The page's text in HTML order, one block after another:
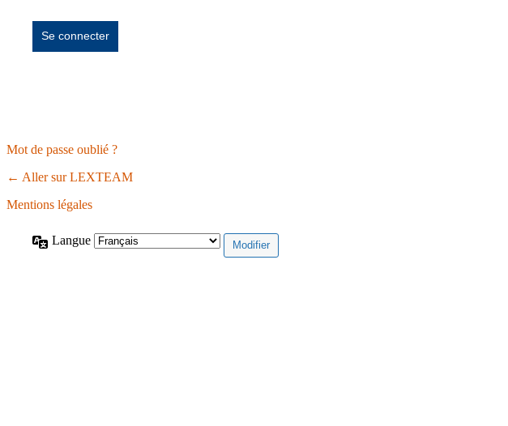
Mot de passe oublié ?
← Aller sur LEXTEAM
Mentions légales
Langue